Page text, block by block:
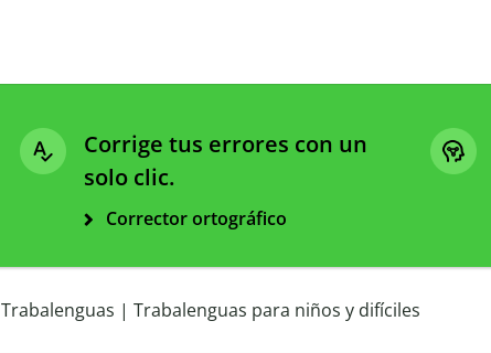
Corrige tus errores con un
solo clic.
Corrector ortográfico
Trabalenguas | Trabalenguas para niños y difíciles